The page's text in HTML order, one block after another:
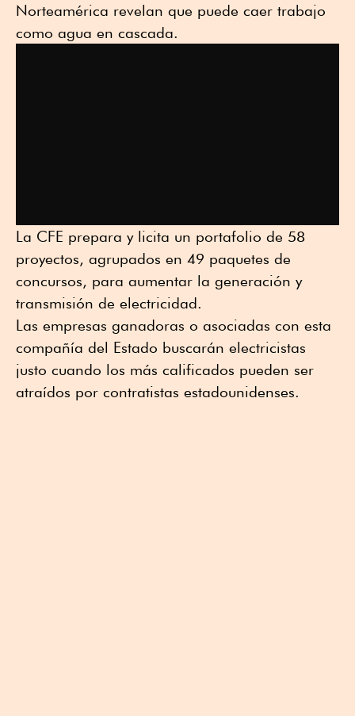
Norteamérica revelan que puede caer trabajo
como agua en cascada.
La CFE prepara y licita un portafolio de 58
proyectos, agrupados en 49 paquetes de
concursos, para aumentar la generación y
transmisión de electricidad.
Las empresas ganadoras o asociadas con esta
compañía del Estado buscarán electricistas
justo cuando los más calificados pueden ser
atraídos por contratistas estadounidenses.